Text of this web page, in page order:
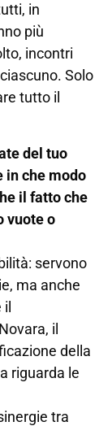
in
più
incontri
Solo
tutto il
del tuo
in che modo
il fatto che
vuote o
servono
ma anche
il
il
della
riguarda le
tra